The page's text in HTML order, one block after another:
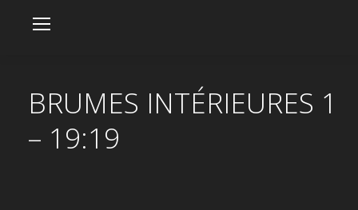
BRUMES INTÉRIEURES 1
– 19:19